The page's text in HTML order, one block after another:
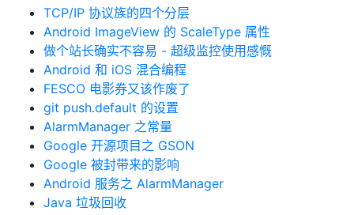
TCP/IP 协议族的四个分层
Android ImageView 的 ScaleType 属性
做个站长确实不容易 - 超级监控使用感慨
Android 和 iOS 混合编程
FESCO 电影券又该作废了
git push.default 的设置
AlarmManager 之常量
Google 开源项目之 GSON
Google 被封带来的影响
Android 服务之 AlarmManager
Java 垃圾回收